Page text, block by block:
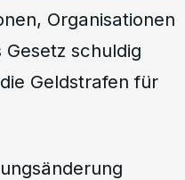
Organisationen
schuldig
Geldstrafen für